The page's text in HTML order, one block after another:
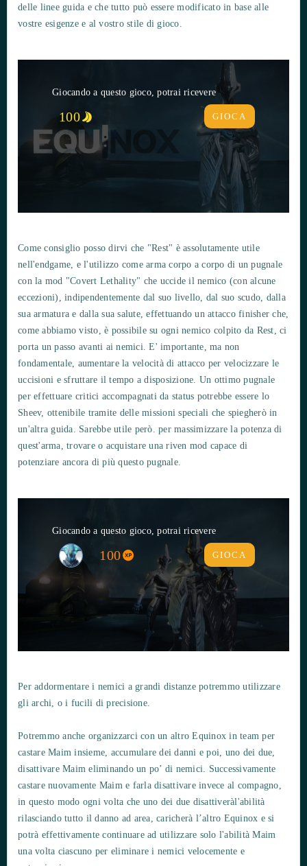
delle linee guida e che tutto può essere modificato in base alle
vostre esigenze e al vostro stile di gioco.
Giocando a questo gioco, potrai ricevere
100 GIOCA
Come consiglio posso dirvi che "Rest" è assolutamente utile
nell'endgame, e l'utilizzo come arma corpo a corpo di un pugnale
con la mod "Covert Lethality" che uccide il nemico (con alcune
eccezioni), indipendentemente dal suo livello, dal suo scudo, dalla
sua armatura e dalla sua salute, effettuando un attacco finisher che,
come abbiamo visto, è possibile su ogni nemico colpito da Rest, ci
porta un passo avanti ai nemici. E' importante, ma non
fondamentale, aumentare la velocità di attacco per velocizzare le
uccisioni e sfruttare il tempo a disposizione. Un ottimo pugnale
per effettuare critici accompagnati da status potrebbe essere lo
Sheev, ottenibile tramite delle missioni speciali che spiegherò in
un'altra guida. Sarebbe utile però. per massimizzare la potenza di
quest'arma, trovare o acquistare una riven mod capace di
potenziare ancora di più questo pugnale.
Giocando a questo gioco, potrai ricevere
100 GIOCA
Per addormentare i nemici a grandi distanze potremmo utilizzare
gli archi, o i fucili di precisione.
Potremmo anche organizzarci con un altro Equinox in team per
castare Maim insieme, accumulare dei danni e poi, uno dei due,
disattivare Maim eliminando un po’ di nemici. Successivamente
castare nuovamente Maim e farla disattivare invece al compagno,
in questo modo ogni volta che uno dei due disattiveràl'abilità
rilasciando tutto il danno ad area, caricherà l’altro Equinox e si
potrà effettivamente continuare ad utilizzare solo l'abilità Maim
una volta ciascuno per eliminare i nemici velocemente e